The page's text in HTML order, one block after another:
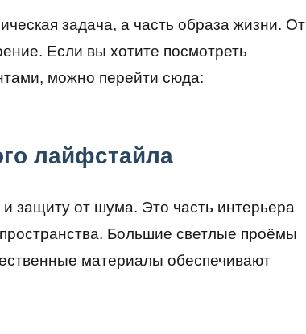
задача, а часть образа жизни. От
Если вы хотите посмотреть
можно перейти сюда:
лайфстайла
защиту от шума. Это часть интерьера
Большие светлые проёмы
материалы обеспечивают